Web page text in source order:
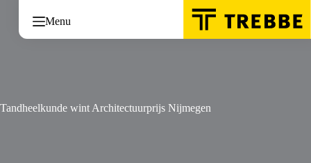
inhoud
Menu
Tandheelkunde wint Architectuurprijs Nijmegen